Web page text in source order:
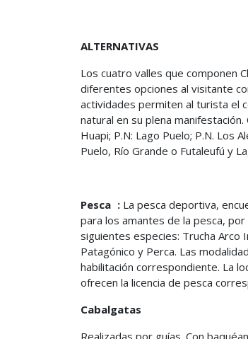
ALTERNATIVAS
Los cuatro valles que componen
diferentes opciones al visitante
actividades permiten al turista el
natural en su plena
Huapi; P.N: Lago Puelo; P.N. Los
Puelo, Río Grande o Futaleufú y
Pesca : La pesca deportiva,
para los amantes de la pesca,
siguientes especies: Trucha Arco
Patagónico y Perca. Las
habilitación correspondiente. La
ofrecen la licencia de pesca
Cabalgatas
Realizadas por guías. Con